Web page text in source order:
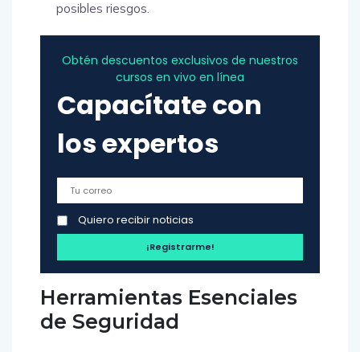
posibles riesgos.
Obtén descuentos exclusivos de nuestros
cursos en vivo en línea
Capacítate con
los expertos
Quiero recibir noticias
Herramientas Esenciales
de Seguridad